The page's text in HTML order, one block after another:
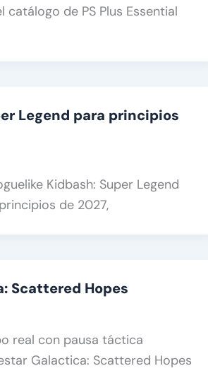
de PS Plus Essential
Legend para principios
Kidbash: Super Legend
de 2027,
Scattered Hopes
real con pausa táctica
Galactica: Scattered Hopes